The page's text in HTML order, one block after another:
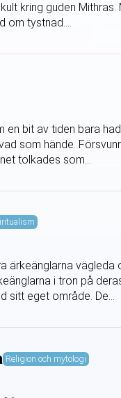
kring guden Mithras.
om tystnad....
en bit av tiden bara
som hände.
tolkades som...
ärkeänglarna vägleda
i tron på
sitt eget område. De...
Religion och mytologi